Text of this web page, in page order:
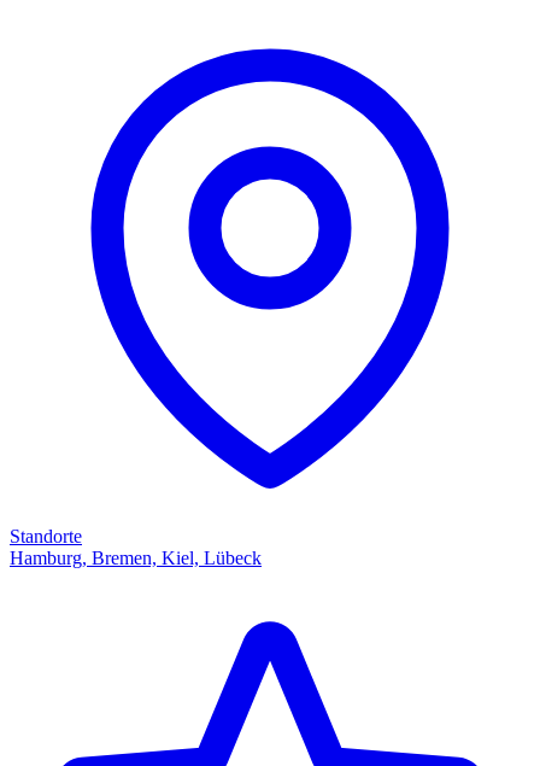
Standorte
Hamburg, Bremen, Kiel, Lübeck